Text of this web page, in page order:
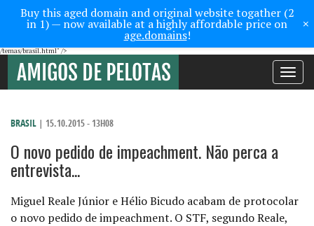
Buy this aged domain and original website togather (2
in 1) — now available at a highly affordable price on
age.domains!
×
/temas/brasil.html" />
Toggle
BRASIL | 15.10.2015 - 13H08
O novo pedido de impeachment. Não perca a
entrevista...
Miguel Reale Júnior e Hélio Bicudo acabam de protocolar
o novo pedido de impeachment. O STF, segundo Reale,